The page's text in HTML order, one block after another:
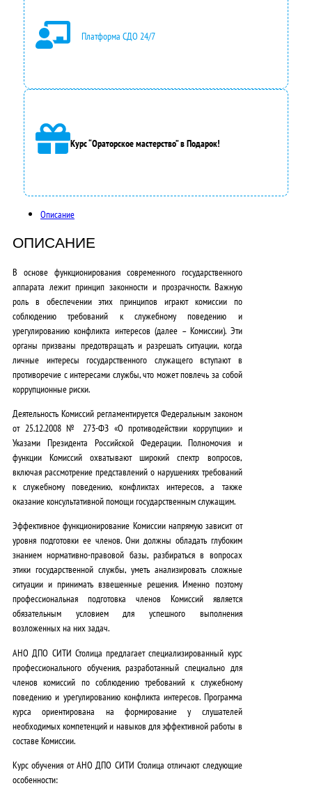
в
л
я
л
а
9
0
0
0
,
0
₽
.
Платформа СДО 24/7
Курс “Ораторское мастерство” в Подарок!
Описание
ОПИСАНИЕ
В основе функционирования современного государственного
аппарата лежит принцип законности и прозрачности. Важную
роль в обеспечении этих принципов играют комиссии по
соблюдению требований к служебному поведению и
урегулированию конфликта интересов (далее – Комиссии). Эти
органы призваны предотвращать и разрешать ситуации, когда
личные интересы государственного служащего вступают в
противоречие с интересами службы, что может повлечь за собой
коррупционные риски.
Деятельность Комиссий регламентируется Федеральным законом
от 25.12.2008 № 273-ФЗ «О противодействии коррупции» и
Указами Президента Российской Федерации.Полномочия и
функции Комиссий охватывают широкий спектр вопросов,
включая рассмотрение представлений о нарушениях требований
к служебному поведению, конфликтах интересов, а также
оказание консультативной помощи государственным служащим.
Эффективное функционирование Комиссии напрямую зависит от
уровня подготовки ее членов. Они должны обладать глубоким
знанием нормативно-правовой базы, разбираться в вопросах
этики государственной службы, уметь анализировать сложные
ситуации и принимать взвешенные решения. Именно поэтому
профессиональная подготовка членов Комиссий является
обязательным условием для успешного выполнения
возложенных на них задач.
АНО ДПО СИТИ Столица предлагает специализированный курс
профессионального обучения, разработанный специально для
членов комиссий по соблюдению требований к служебному
поведению и урегулированию конфликта интересов. Программа
курса ориентирована на формирование у слушателей
необходимых компетенций и навыков для эффективной работы в
составе Комиссии.
Курс обучения от АНО ДПО СИТИ Столица отличают следующие
особенности: